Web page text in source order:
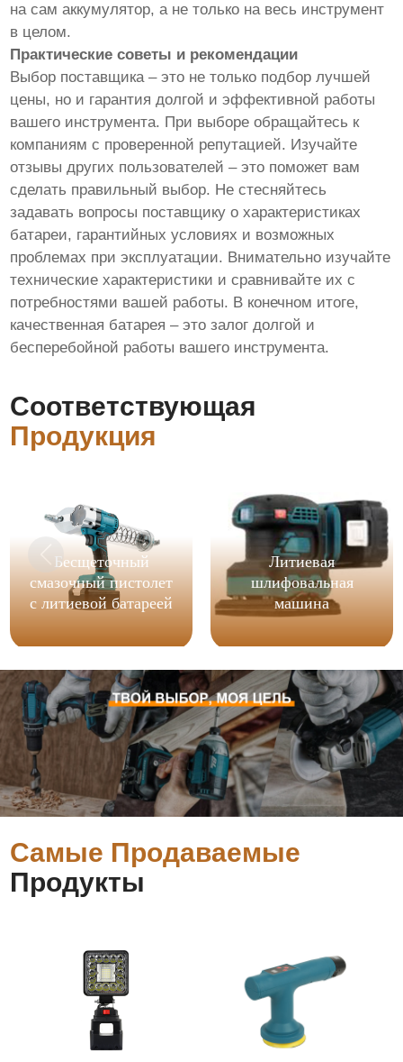
на сам аккумулятор, а не только на весь инструмент
в целом.
Практические советы и рекомендации
Выбор поставщика – это не только подбор лучшей
цены, но и гарантия долгой и эффективной работы
вашего инструмента. При выборе обращайтесь к
компаниям с проверенной репутацией. Изучайте
отзывы других пользователей – это поможет вам
сделать правильный выбор. Не стесняйтесь
задавать вопросы поставщику о характеристиках
батареи, гарантийных условиях и возможных
проблемах при эксплуатации. Внимательно изучайте
технические характеристики и сравнивайте их с
потребностями вашей работы. В конечном итоге,
качественная батарея – это залог долгой и
бесперебойной работы вашего инструмента.
Соответствующая
Продукция
Бесщеточный
смазочный пистолет
с литиевой батареей
Литиевая
шлифовальная
машина
Самые Продаваемые
Продукты